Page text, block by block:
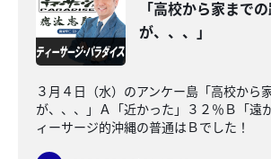
「高校から家まで
が、、、」
３月４日（水）のアンケー島「高校から
が、、、」Ａ「近かった」３２％Ｂ「遠
ィーサージ的沖縄の普通はＢでした！